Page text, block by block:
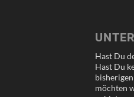
Hast Du
Hast Du
möchten